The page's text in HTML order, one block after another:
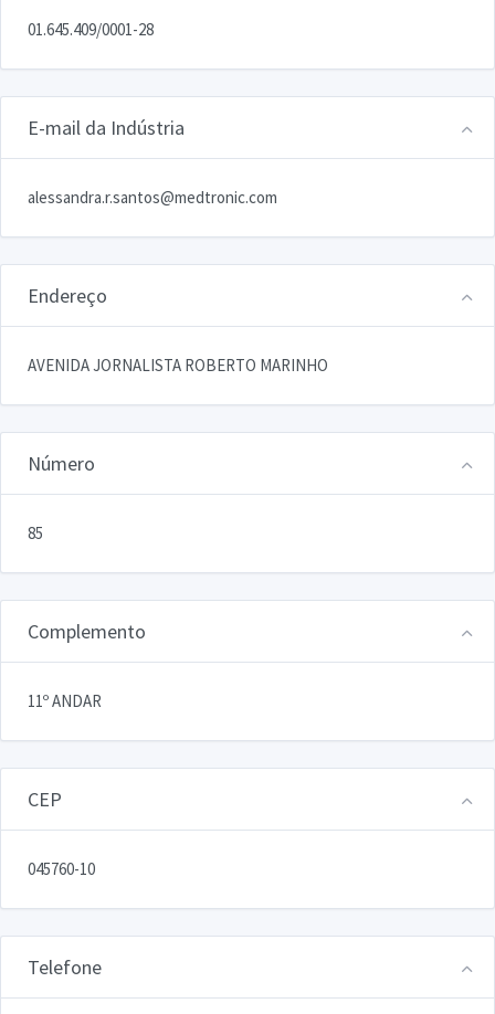
01.645.409/0001-28
E-mail da Indústria
alessandra.r.santos@medtronic.com
Endereço
AVENIDA JORNALISTA ROBERTO MARINHO
Número
85
Complemento
11º ANDAR
CEP
045760-10
Telefone